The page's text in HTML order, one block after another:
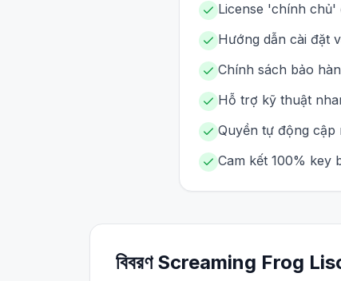
License 'chính chủ'
Hướng dẫn cài đặt
Chính sách bảo
Hỗ trợ kỹ thuật
Quyền tự động cập
Cam kết 100% key
বিবরণ Screaming Frog